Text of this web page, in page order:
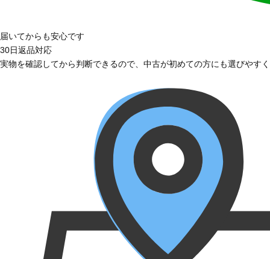
届いてからも安心です
30日返品対応
実物を確認してから判断できるので、中古が初めての方にも選びやす